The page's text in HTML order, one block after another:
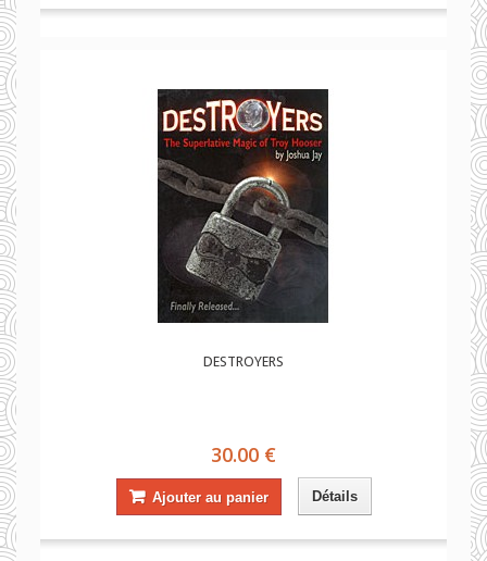
DESTROYERS
30.00 €
Ajouter au panier Détails